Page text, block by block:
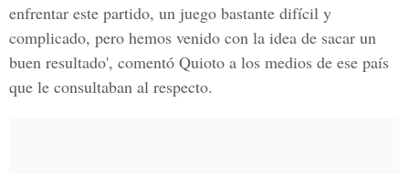
enfrentar este partido, un juego bastante difícil y
complicado, pero hemos venido con la idea de sacar un
buen resultado', comentó Quioto a los medios de ese país
que le consultaban al respecto.